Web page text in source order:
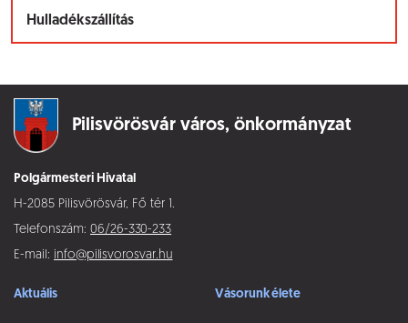
Hulladékszállítás
Pilisvörösvár város, önkormányzat
Polgármesteri Hivatal
H-2085 Pilisvörösvár, Fő tér 1.
Telefonszám: 06/26-330-233
E-mail: info@pilisvorosvar.hu
Aktuális Vásorunk élete